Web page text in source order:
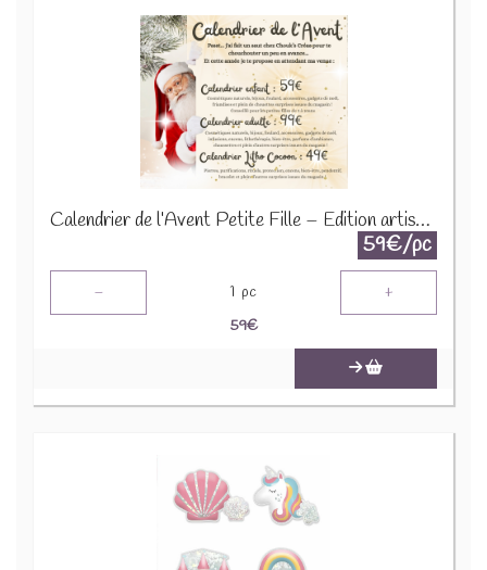
Calendrier de l’Avent Petite Fille – Édition artisanale 2025
59€/pc
- 1 pc +
59€